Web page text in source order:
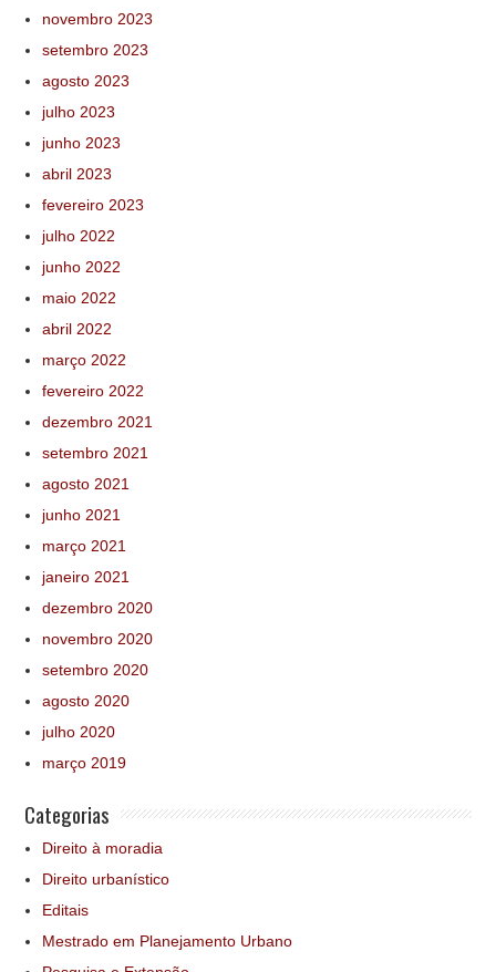
novembro 2023
setembro 2023
agosto 2023
julho 2023
junho 2023
abril 2023
fevereiro 2023
julho 2022
junho 2022
maio 2022
abril 2022
março 2022
fevereiro 2022
dezembro 2021
setembro 2021
agosto 2021
junho 2021
março 2021
janeiro 2021
dezembro 2020
novembro 2020
setembro 2020
agosto 2020
julho 2020
março 2019
Categorias
Direito à moradia
Direito urbanístico
Editais
Mestrado em Planejamento Urbano